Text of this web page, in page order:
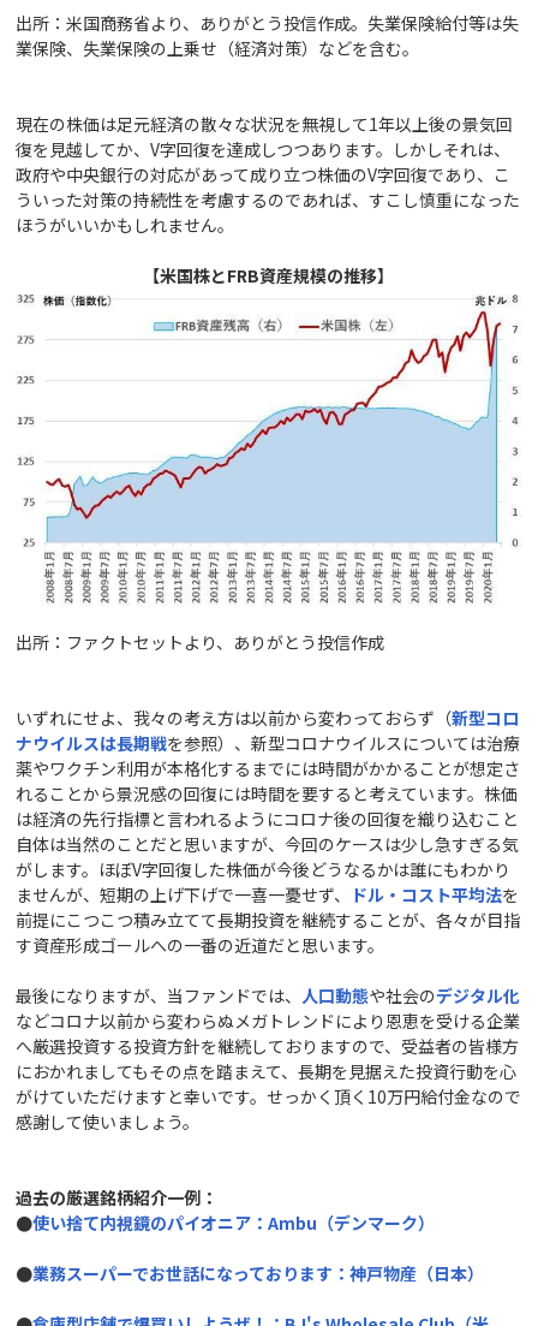
出所：米国商務省より、ありがとう投信作成。失業保険給付等は失
業保険、失業保険の上乗せ（経済対策）などを含む。
現在の株価は足元経済の散々な状況を無視して1年以上後の景気回
復を見越してか、V字回復を達成しつつあります。しかしそれは、
政府や中央銀行の対応があって成り立つ株価のV字回復であり、こ
ういった対策の持続性を考慮するのであれば、すこし慎重になった
ほうがいいかもしれません。
【米国株とFRB資産規模の推移】
出所：ファクトセットより、ありがとう投信作成
いずれにせよ、我々の考え方は以前から変わっておらず（新型コロ
ナウイルスは長期戦を参照）、新型コロナウイルスについては治療
薬やワクチン利用が本格化するまでには時間がかかることが想定さ
れることから景況感の回復には時間を要すると考えています。株価
は経済の先行指標と言われるようにコロナ後の回復を織り込むこと
自体は当然のことだと思いますが、今回のケースは少し急すぎる気
がします。ほぼV字回復した株価が今後どうなるかは誰にもわかり
ませんが、短期の上げ下げで一喜一憂せず、
ドル・コスト平均法を
前提にこつこつ積み立てて長期投資を継続することが、各々が目指
す資産形成ゴールへの一番の近道だと思います。
最後になりますが、当ファンドでは、 人口動態や社会のデジタル化
などコロナ以前から変わらぬメガトレンドにより恩恵を受ける企業
へ厳選投資する投資方針を継続しておりますので、受益者の皆様方
におかれましてもその点を踏まえて、長期を見据えた投資行動を心
がけていただけますと幸いです。せっかく頂く10万円給付金なので
感謝して使いましょう。
過去の厳選銘柄紹介一例：
●使い捨て内視鏡のパイオニア：Ambu （デンマーク）
●業務スーパーでお世話になっております：神戸物産（日本）